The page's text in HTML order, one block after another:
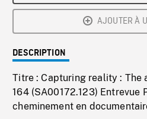
AJOUTER À
DESCRIPTION
Titre : Capturing reality : The
164 (SA00172.123) Entrevue
cheminement en